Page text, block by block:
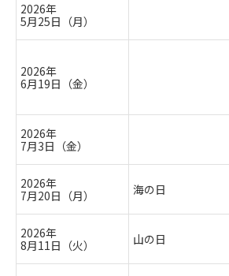
2026年
5月25日（月）
2026年
6月19日（金）
2026年
7月3日（金）
2026年
7月20日（月）
海の日
2026年
8月11日（火）
山の日